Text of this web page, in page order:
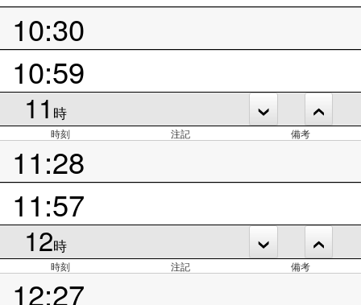
10:30
10:59
11 時
時刻 注記 備考
11:28
11:57
12時
時刻 注記 備考
12:27